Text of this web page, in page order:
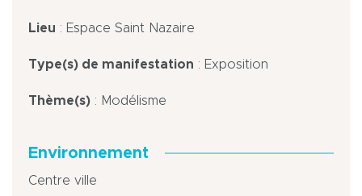
Lieu : Espace Saint Nazaire
Type(s) de manifestation : Exposition
Thème(s) : Modélisme
Environnement
Centre ville